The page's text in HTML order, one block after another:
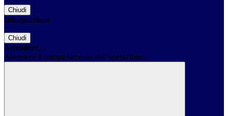
Chiudi
Informazione
Chiudi
Attendere...
Attendere il completamento dell'operazione...